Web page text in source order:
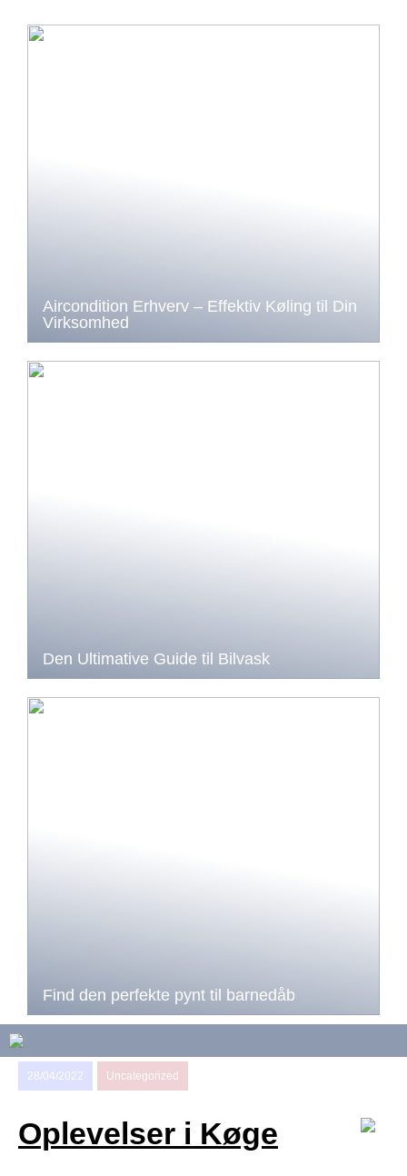
Aircondition Erhverv – Effektiv Køling til Din
Virksomhed
Den Ultimative Guide til Bilvask
Find den perfekte pynt til barnedåb
28/04/2022 Uncategorized
Oplevelser i Køge